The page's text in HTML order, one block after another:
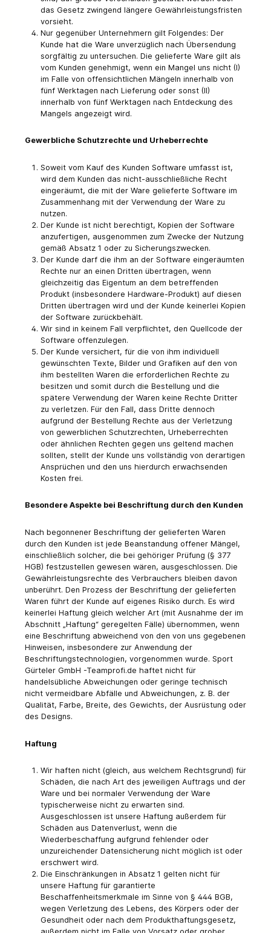
das Gesetz zwingend längere Gewährleistungsfristen
vorsieht.
Nur gegenüber Unternehmern gilt Folgendes: Der
Kunde hat die Ware unverzüglich nach Übersendung
sorgfältig zu untersuchen. Die gelieferte Ware gilt als
vom Kunden genehmigt, wenn ein Mangel uns nicht (I)
im Falle von offensichtlichen Mängeln innerhalb von
fünf Werktagen nach Lieferung oder sonst (II)
innerhalb von fünf Werktagen nach Entdeckung des
Mangels angezeigt wird.
Gewerbliche Schutzrechte und Urheberrechte
Soweit vom Kauf des Kunden Software umfasst ist,
wird dem Kunden das nicht-ausschließliche Recht
eingeräumt, die mit der Ware gelieferte Software im
Zusammenhang mit der Verwendung der Ware zu
nutzen.
Der Kunde ist nicht berechtigt, Kopien der Software
anzufertigen, ausgenommen zum Zwecke der Nutzung
gemäß Absatz 1 oder zu Sicherungszwecken.
Der Kunde darf die ihm an der Software eingeräumten
Rechte nur an einen Dritten übertragen, wenn
gleichzeitig das Eigentum an dem betreffenden
Produkt (insbesondere Hardware-Produkt) auf diesen
Dritten übertragen wird und der Kunde keinerlei Kopien
der Software zurückbehält.
Wir sind in keinem Fall verpflichtet, den Quellcode der
Software offenzulegen.
Der Kunde versichert, für die von ihm individuell
gewünschten Texte, Bilder und Grafiken auf den von
ihm bestellten Waren die erforderlichen Rechte zu
besitzen und somit durch die Bestellung und die
spätere Verwendung der Waren keine Rechte Dritter
zu verletzen. Für den Fall, dass Dritte dennoch
aufgrund der Bestellung Rechte aus der Verletzung
von gewerblichen Schutzrechten, Urheberrechten
oder ähnlichen Rechten gegen uns geltend machen
sollten, stellt der Kunde uns vollständig von derartigen
Ansprüchen und den uns hierdurch erwachsenden
Kosten frei.
Besondere Aspekte bei Beschriftung durch den Kunden
Nach begonnener Beschriftung der gelieferten Waren
durch den Kunden ist jede Beanstandung offener Mängel,
einschließlich solcher, die bei gehöriger Prüfung (§ 377
HGB) festzustellen gewesen wären, ausgeschlossen. Die
Gewährleistungsrechte des Verbrauchers bleiben davon
unberührt. Den Prozess der Beschriftung der gelieferten
Waren führt der Kunde auf eigenes Risiko durch. Es wird
keinerlei Haftung gleich welcher Art (mit Ausnahme der im
Abschnitt „Haftung“ geregelten Fälle) übernommen, wenn
eine Beschriftung abweichend von den von uns gegebenen
Hinweisen, insbesondere zur Anwendung der
Beschriftungstechnologien, vorgenommen wurde. Sport
Gürteler GmbH -Teamprofi.de haftet nicht für
handelsübliche Abweichungen oder geringe technisch
nicht vermeidbare Abfälle und Abweichungen, z. B. der
Qualität, Farbe, Breite, des Gewichts, der Ausrüstung oder
des Designs.
Haftung
Wir haften nicht (gleich, aus welchem Rechtsgrund) für
Schäden, die nach Art des jeweiligen Auftrags und der
Ware und bei normaler Verwendung der Ware
typischerweise nicht zu erwarten sind.
Ausgeschlossen ist unsere Haftung außerdem für
Schäden aus Datenverlust, wenn die
Wiederbeschaffung aufgrund fehlender oder
unzureichender Datensicherung nicht möglich ist oder
erschwert wird.
Die Einschränkungen in Absatz 1 gelten nicht für
unsere Haftung für garantierte
Beschaffenheitsmerkmale im Sinne von § 444 BGB,
wegen Verletzung des Lebens, des Körpers oder der
Gesundheit oder nach dem Produkthaftungsgesetz,